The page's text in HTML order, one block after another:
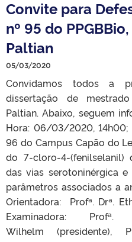
Convite para
nº 95 do
Paltian
05/03/2020
Convidamos todos a
dissertação de
Paltian. Abaixo, seguem
Hora: 06/03/2020, 14h00;
96 do Campus Capão do
do 7-cloro-4-(fenilselanil)
das vias serotoninérgica
parâmetros associados a
Orientadora: Profª. Drª.
Examinadora:
Wilhelm (presidente),